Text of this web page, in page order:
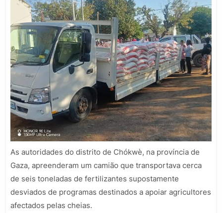
As autoridades do distrito de Chókwè, na província de
Gaza, apreenderam um camião que transportava cerca
de seis toneladas de fertilizantes supostamente
desviados de programas destinados a apoiar agricultores
afectados pelas cheias.